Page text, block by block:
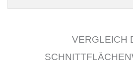
VERGLEICH